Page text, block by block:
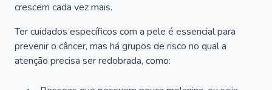
crescem cada vez mais.
Ter cuidados específicos com a pele é essencial para
prevenir o câncer, mas há grupos de risco no qual a
atenção precisa ser redobrada, como: